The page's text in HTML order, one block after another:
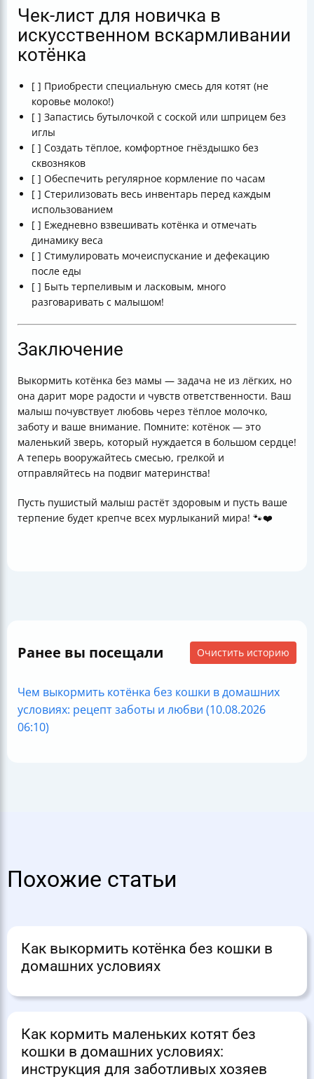
Чек-лист для новичка в
искусственном вскармливании
котёнка
[ ] Приобрести специальную смесь для котят (не
коровье молоко!)
[ ] Запастись бутылочкой с соской или шприцем без
иглы
[ ] Создать тёплое, комфортное гнёздышко без
сквозняков
[ ] Обеспечить регулярное кормление по часам
[ ] Стерилизовать весь инвентарь перед каждым
использованием
[ ] Ежедневно взвешивать котёнка и отмечать
динамику веса
[ ] Стимулировать мочеиспускание и дефекацию
после еды
[ ] Быть терпеливым и ласковым, много
разговаривать с малышом!
Заключение
Выкормить котёнка без мамы — задача не из лёгких, но
она дарит море радости и чувств ответственности. Ваш
малыш почувствует любовь через тёплое молочко,
заботу и ваше внимание. Помните: котёнок — это
маленький зверь, который нуждается в большом сердце!
А теперь вооружайтесь смесью, грелкой и
отправляйтесь на подвиг материнства!
Пусть пушистый малыш растёт здоровым и пусть ваше
терпение будет крепче всех мурлыканий мира! 🐾❤️
Ранее вы посещали Очистить историю
Чем выкормить котёнка без кошки в домашних
условиях: рецепт заботы и любви (10.08.2026
06:10)
Похожие статьи
Как выкормить котёнка без кошки в
домашних условиях
Как кормить маленьких котят без
кошки в домашних условиях:
инструкция для заботливых хозяев